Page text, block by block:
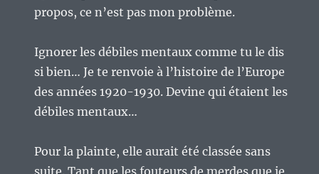
propos, ce n’est pas mon problème.
Ignorer les débiles mentaux comme tu le dis
si bien… Je te renvoie à l’histoire de l’Europe
des années 1920-1930. Devine qui étaient les
débiles mentaux…
Pour la plainte, elle aurait été classée sans
suite. Tant que les fouteurs de merdes que je